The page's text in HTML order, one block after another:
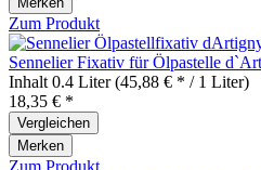
Zum Produkt
Sennelier Fixativ für Ölpastelle
Inhalt 0.4 Liter(45,88 € * / 1 Liter)
18,35 € *
Vergleichen
Merken
Zum Produkt